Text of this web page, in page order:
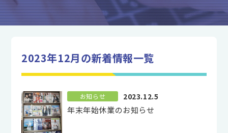
2023年12月の新着情報一覧
お知らせ 2023.12.5
年末年始休業のお知らせ